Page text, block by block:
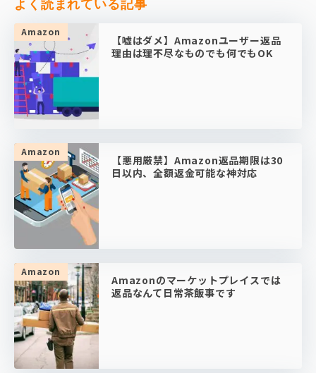
Amazon
【嘘はダメ】Amazonユーザー返品
理由は理不尽なものでも何でもOK
Amazon
【悪用厳禁】Amazon返品期限は30
日以内、全額返金可能な神対応
Amazon
Amazonのマーケットプレイスでは
返品なんて日常茶飯事です